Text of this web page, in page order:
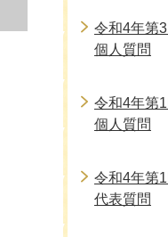
令和4年第
個人質問
令和4年第
個人質問
令和4年第
代表質問